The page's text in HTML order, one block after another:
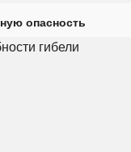
опасность